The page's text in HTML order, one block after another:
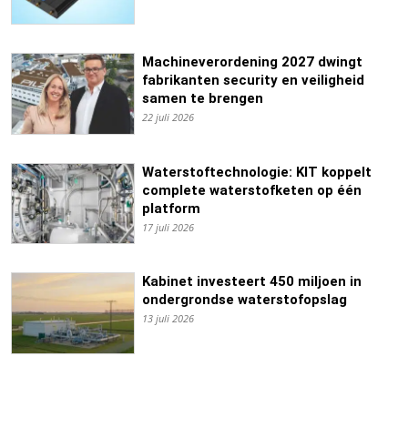
Machineverordening 2027 dwingt
fabrikanten security en veiligheid
samen te brengen
22 juli 2026
Waterstoftechnologie: KIT koppelt
complete waterstofketen op één
platform
17 juli 2026
Kabinet investeert 450 miljoen in
ondergrondse waterstofopslag
13 juli 2026